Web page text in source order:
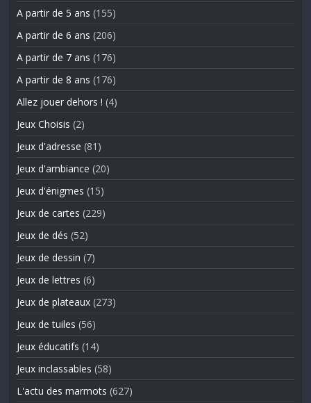
A partir de 5 ans (155)
A partir de 6 ans (206)
A partir de 7 ans (176)
A partir de 8 ans (176)
Allez jouer dehors ! (4)
Jeux Choisis (2)
Jeux d'adresse (81)
Jeux d'ambiance (20)
Jeux d'énigmes (15)
Jeux de cartes (229)
Jeux de dés (52)
Jeux de dessin (7)
Jeux de lettres (6)
Jeux de plateaux (273)
Jeux de tuiles (56)
Jeux éducatifs (14)
Jeux inclassables (58)
L'actu des marmots (627)